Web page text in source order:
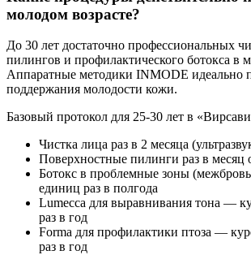
молодом возрасте?
До 30 лет достаточно профессиональных
пилингов и профилактического ботокса в
Аппаратные методики INMODE идеально
поддержания молодости кожи.
Базовый протокол для 25-30 лет в
Чистка лица раз в 2 месяца
Поверхностные пилинги раз в месяц
Ботокс в проблемные зоны
единиц раз в полгода
Lumecca для выравнивания тона —
раз в год
Forma для профилактики птоза —
раз в год